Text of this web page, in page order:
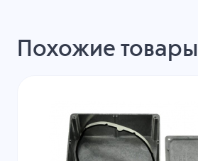
Похожие товары